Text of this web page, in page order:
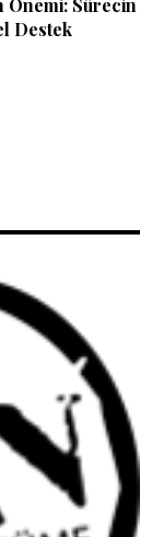
Önemi: Sürecin
Destek